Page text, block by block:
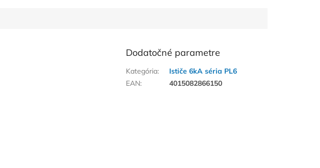
Dodatočné parametre
Kategória:
Ističe 6kA séria PL6
EAN: 4015082866150